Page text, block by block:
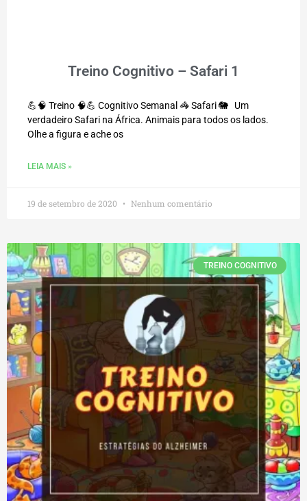
Treino Cognitivo – Safari 1
💪🧠 Treino 🧠💪 Cognitivo Semanal 🦓 Safari 🐘 Um
verdadeiro Safari na África. Animais para todos os lados.
Olhe a figura e ache os
LEIA MAIS »
19 de setembro de 2020 Nenhum comentário
TREINO COGNITIVO